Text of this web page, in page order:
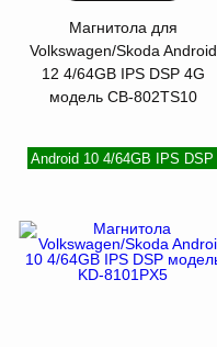
Магнитола для
Volkswagen/Skoda Android
12 4/64GB IPS DSP 4G
модель СB-802TS10
Android 10 4/64GB IPS DSP